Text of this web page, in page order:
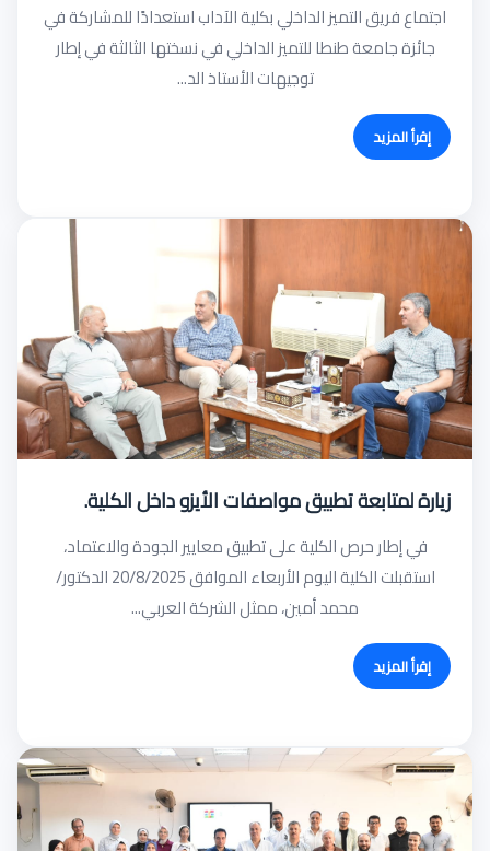
اجتماع فريق التميز الداخلي بكلية الآداب استعدادًا للمشاركة في
جائزة جامعة طنطا للتميز الداخلي في نسختها الثالثة في إطار
توجيهات الأستاذ الد...
إقرأ المزيد
زيارة لمتابعة تطبيق مواصفات الأيزو داخل الكلية.
في إطار حرص الكلية على تطبيق معايير الجودة والاعتماد،
استقبلت الكلية اليوم الأربعاء الموافق 20/8/2025 الدكتور/
محمد أمين، ممثل الشركة العربي...
إقرأ المزيد